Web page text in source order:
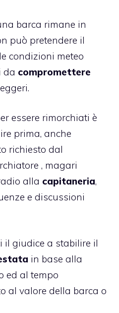
barca rimane in
può pretendere il
condizioni meteo
da compromettere
essere rimorchiati è
prima, anche
richiesto dal
, magari
alla capitaneria,
e discussioni
il giudice a stabilire il
in base alla
ed al tempo
al valore della barca o